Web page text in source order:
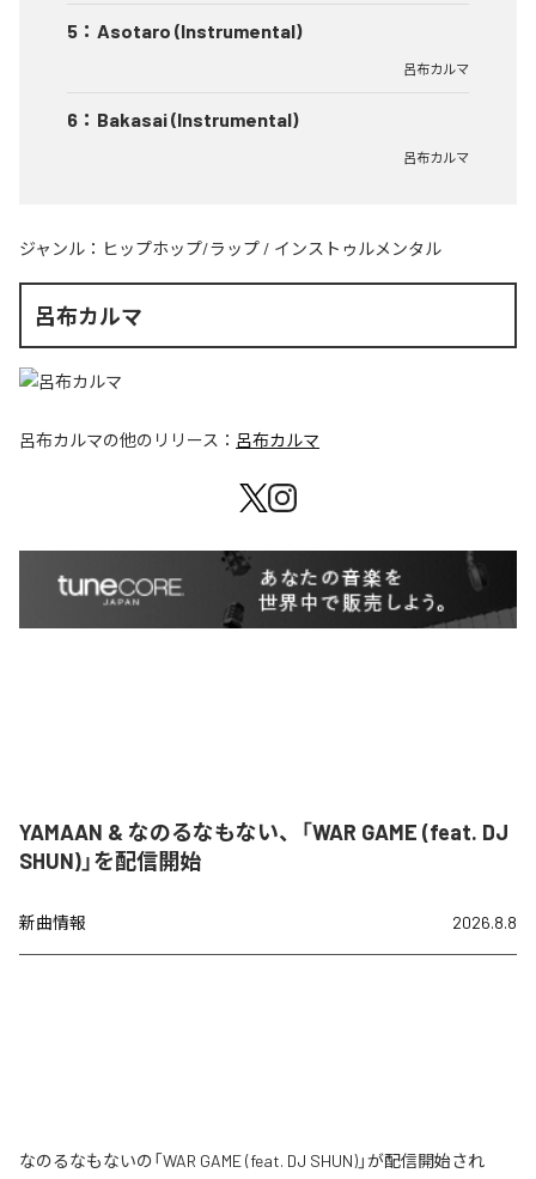
5 ： Asotaro (Instrumental)
呂布カルマ
6 ： Bakasai (Instrumental)
呂布カルマ
ジャンル： ヒップホップ/ラップ / インストゥルメンタル
呂布カルマ
呂布カルマの他のリリース： 呂布カルマ
YAMAAN & なのるなもない、「WAR GAME (feat. DJ
SHUN)」を配信開始
新曲情報 2026.8.8
なのるなもないの「WAR GAME (feat. DJ SHUN)」が配信開始され